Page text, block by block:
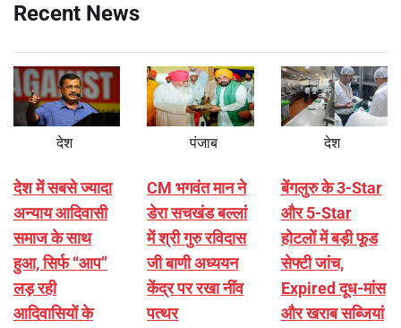
Recent News
देश
देश में सबसे ज्यादा
अन्याय आदिवासी
समाज के साथ
हुआ, सिर्फ ‘‘आप’’
लड़ रही
आदिवासियों के
पंजाब
CM भगवंत मान ने
डेरा सचखंड बल्लां
में श्री गुरु रविदास
जी बाणी अध्ययन
केंद्र पर रखा नींव
पत्थर
देश
बेंगलुरु के 3-Star
और 5-Star
होटलों में बड़ी फूड
सेफ्टी जांच,
Expired दूध-मांस
और खराब सब्जियां